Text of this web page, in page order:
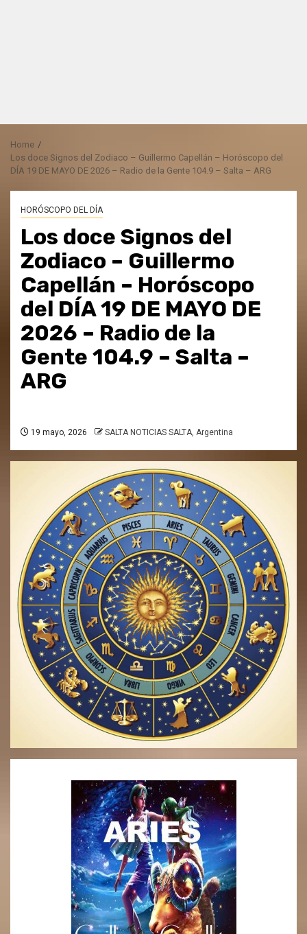
Home
Los doce Signos del Zodiaco – Guillermo Capellán – Horóscopo del
DÍA 19 DE MAYO DE 2026 – Radio de la Gente 104.9 – Salta – ARG
HORÓSCOPO DEL DÍA
Los doce Signos del
Zodiaco – Guillermo
Capellán – Horóscopo
del DÍA 19 DE MAYO DE
2026 – Radio de la
Gente 104.9 – Salta –
ARG
19 mayo, 2026 SALTA NOTICIAS SALTA, Argentina